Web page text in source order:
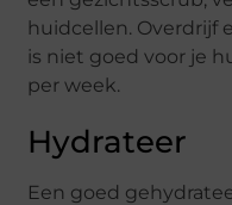
huidcellen. Overdrijf
is niet goed voor je
per week.
Hydrateer
Een goed